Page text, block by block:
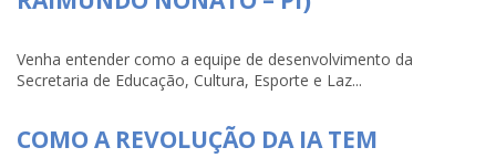
Venha entender como a equipe de desenvolvimento da
Secretaria de Educação, Cultura, Esporte e Laz...
COMO A REVOLUÇÃO DA IA TEM